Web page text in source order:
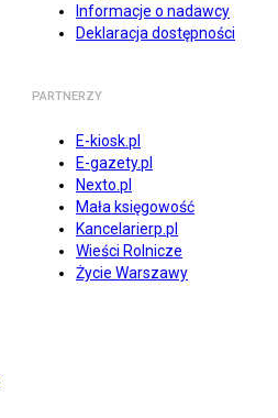
Informacje o nadawcy
Deklaracja dostępności
PARTNERZY
E-kiosk.pl
E-gazety.pl
Nexto.pl
Mała księgowość
Kancelarierp.pl
Wieści Rolnicze
Życie Warszawy